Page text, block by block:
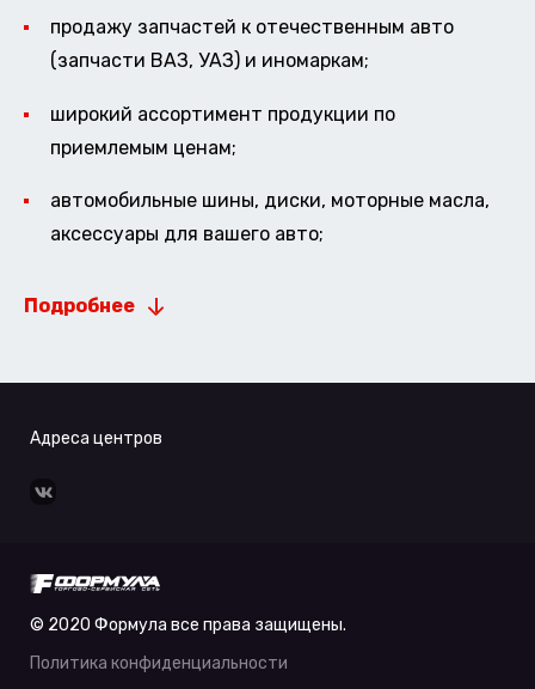
продажу запчастей к отечественным авто
(запчасти ВАЗ, УАЗ) и иномаркам;
широкий ассортимент продукции по
приемлемым ценам;
автомобильные шины, диски, моторные масла,
аксессуары для вашего авто;
Подробнее
Адреса центров
© 2020 Формула все права защищены.
Политика конфиденциальности